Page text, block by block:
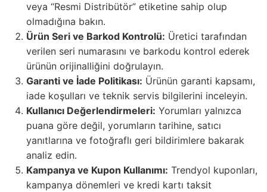
veya “Resmi Distribütör” etiketine sahip olup
olmadığına bakın.
Ürün Seri ve Barkod Kontrolü: Üretici tarafından
verilen seri numarasını ve barkodu kontrol ederek
ürünün orijinalliğini doğrulayın.
Garanti ve İade Politikası: Ürünün garanti kapsamı,
iade koşulları ve teknik servis bilgilerini inceleyin.
Kullanıcı Değerlendirmeleri: Yorumları yalnızca
puana göre değil, yorumların tarihine, satıcı
yanıtlarına ve fotoğraflı geri bildirimlere bakarak
analiz edin.
Kampanya ve Kupon Kullanımı: Trendyol kuponları,
kampanya dönemleri ve kredi kartı taksit